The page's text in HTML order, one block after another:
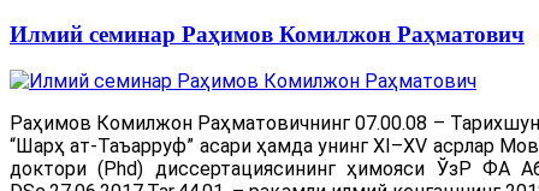
Илмий семинар Раҳимов Комилжон Раҳматович
Раҳимов Комилжон Раҳматовичнинг 07.00.08 –
“Шарҳ ат-Таъарруф” асари ҳамда унинг XI–XV асрлар
доктори (Phd) диссертациясининг ҳимояси ЎзР ФА